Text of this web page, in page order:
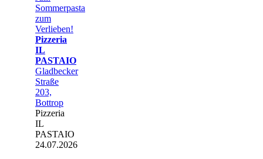
Sommerpasta
zum
Verlieben!
Pizzeria
IL
PASTAIO
Gladbecker
Straße
203,
Bottrop
Pizzeria
IL
PASTAIO
24.07.2026